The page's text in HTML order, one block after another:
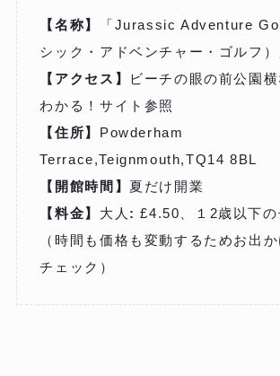
【名称】
「Jurassic Adventure
シック・アドベンチャー・ゴルフ）
【アクセス】
ビーチの眼の前公園
わかる！サイト参照
【住所】 Powderham
Terrace,Teignmouth,TQ14 8BL
【開館時間】 夏だけ開業
【料金】 大人 : £4.50、１2歳以下
（時間も価格も変動するためお出
チェック）